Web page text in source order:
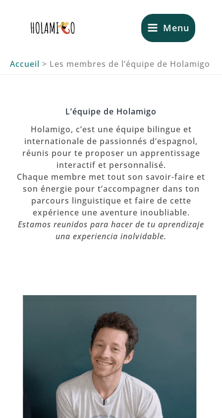
Menu
Accueil Les membres de l’équipe de Holamigo
L’équipe de Holamigo
Holamigo, c’est une équipe bilingue et
internationale de passionnés d’espagnol,
réunis pour te proposer un apprentissage
interactif et personnalisé.
Chaque membre met tout son savoir-faire et
son énergie pour t’accompagner dans ton
parcours linguistique et faire de cette
expérience une aventure inoubliable.
Estamos reunidos para hacer de tu aprendizaje
una experiencia inolvidable.